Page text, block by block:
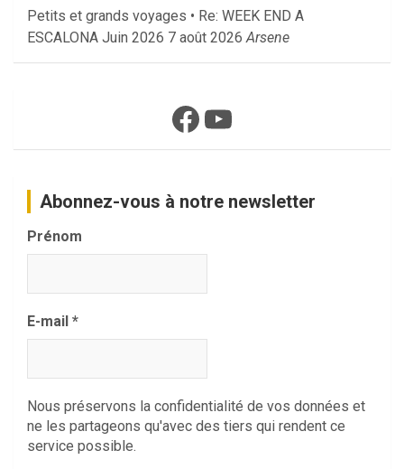
Petits et grands voyages • Re: WEEK END A
ESCALONA Juin 2026 7 août 2026 Arsene
Facebook
YouTube
Abonnez-vous à notre newsletter
Prénom
E-mail *
Nous préservons la confidentialité de vos données et
ne les partageons qu'avec des tiers qui rendent ce
service possible.